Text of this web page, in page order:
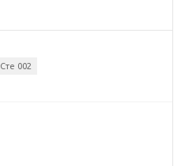
Сте 002